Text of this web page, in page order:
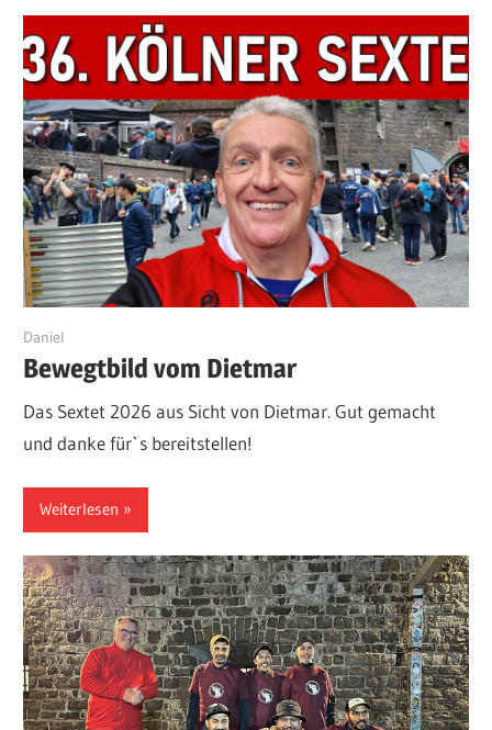
12. Juni 2026
Daniel
Bewegtbild vom Dietmar
Das Sextet 2026 aus Sicht von Dietmar. Gut gemacht
und danke für`s bereitstellen!
Weiterlesen